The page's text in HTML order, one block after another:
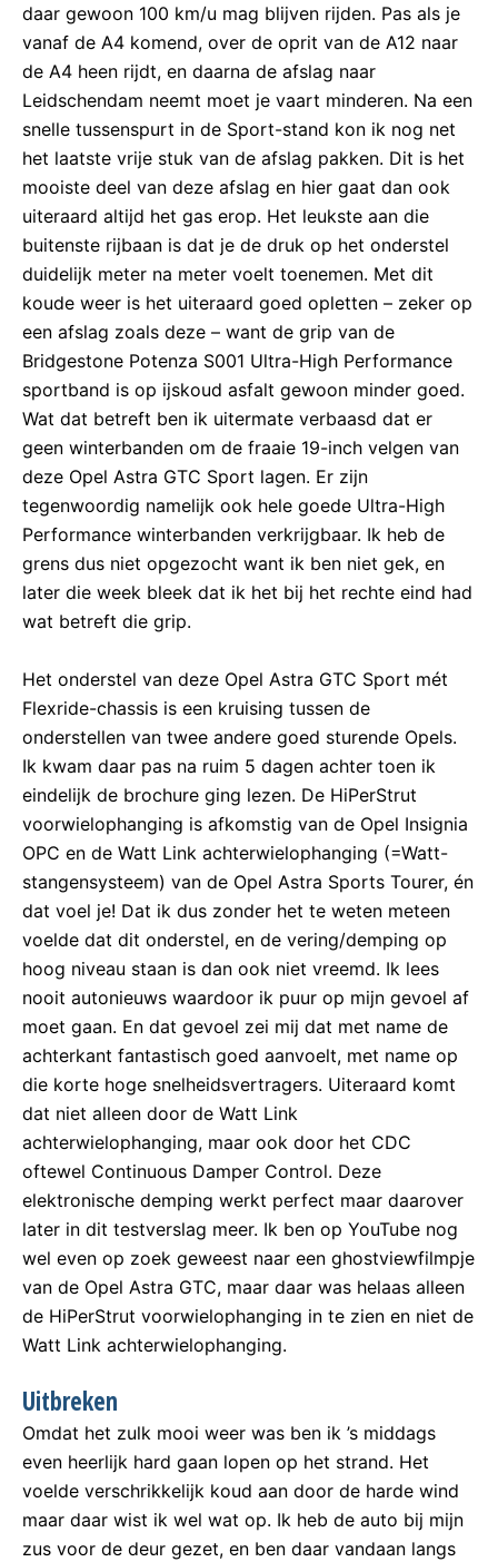
daar gewoon 100 km/u mag blijven rijden. Pas als je
vanaf de A4 komend, over de oprit van de A12 naar
de A4 heen rijdt, en daarna de afslag naar
Leidschendam neemt moet je vaart minderen. Na een
snelle tussenspurt in de Sport-stand kon ik nog net
het laatste vrije stuk van de afslag pakken. Dit is het
mooiste deel van deze afslag en hier gaat dan ook
uiteraard altijd het gas erop. Het leukste aan die
buitenste rijbaan is dat je de druk op het onderstel
duidelijk meter na meter voelt toenemen. Met dit
koude weer is het uiteraard goed opletten – zeker op
een afslag zoals deze – want de grip van de
Bridgestone Potenza S001 Ultra-High Performance
sportband is op ijskoud asfalt gewoon minder goed.
Wat dat betreft ben ik uitermate verbaasd dat er
geen winterbanden om de fraaie 19-inch velgen van
deze Opel Astra GTC Sport lagen. Er zijn
tegenwoordig namelijk ook hele goede Ultra-High
Performance winterbanden verkrijgbaar. Ik heb de
grens dus niet opgezocht want ik ben niet gek, en
later die week bleek dat ik het bij het rechte eind had
wat betreft die grip.
Het onderstel van deze Opel Astra GTC Sport mét
Flexride-chassis is een kruising tussen de
onderstellen van twee andere goed sturende Opels.
Ik kwam daar pas na ruim 5 dagen achter toen ik
eindelijk de brochure ging lezen. De HiPerStrut
voorwielophanging is afkomstig van de Opel Insignia
OPC en de Watt Link achterwielophanging (=Watt-
stangensysteem) van de Opel Astra Sports Tourer, én
dat voel je! Dat ik dus zonder het te weten meteen
voelde dat dit onderstel, en de vering/demping op
hoog niveau staan is dan ook niet vreemd. Ik lees
nooit autonieuws waardoor ik puur op mijn gevoel af
moet gaan. En dat gevoel zei mij dat met name de
achterkant fantastisch goed aanvoelt, met name op
die korte hoge snelheidsvertragers. Uiteraard komt
dat niet alleen door de Watt Link
achterwielophanging, maar ook door het CDC
oftewel Continuous Damper Control. Deze
elektronische demping werkt perfect maar daarover
later in dit testverslag meer. Ik ben op YouTube nog
wel even op zoek geweest naar een ghostviewfilmpje
van de Opel Astra GTC, maar daar was helaas alleen
de HiPerStrut voorwielophanging in te zien en niet de
Watt Link achterwielophanging.
Uitbreken
Omdat het zulk mooi weer was ben ik ’s middags
even heerlijk hard gaan lopen op het strand. Het
voelde verschrikkelijk koud aan door de harde wind
maar daar wist ik wel wat op. Ik heb de auto bij mijn
zus voor de deur gezet, en ben daar vandaan langs